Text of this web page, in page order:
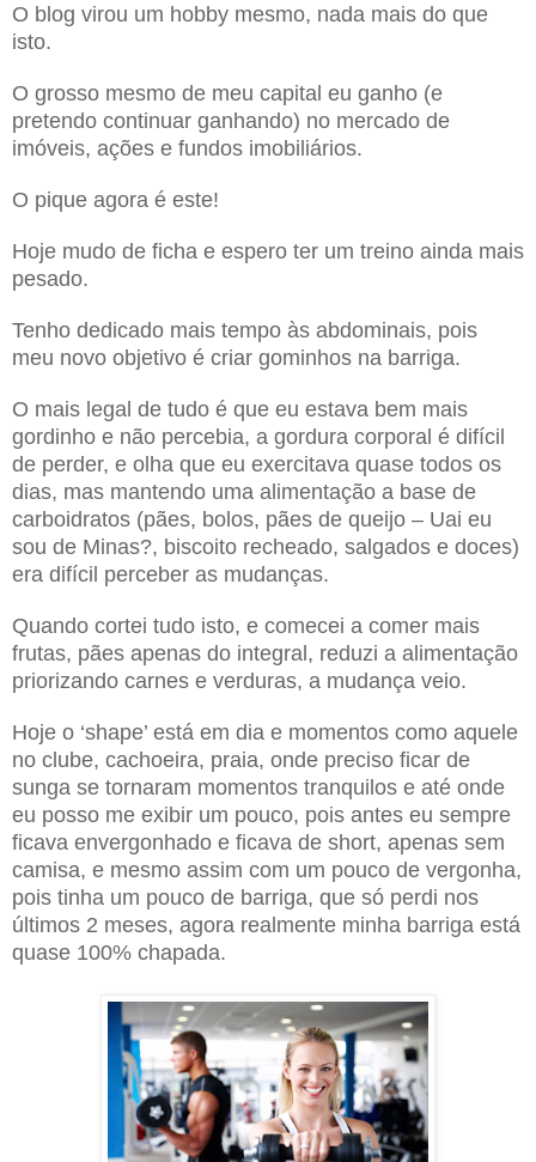
O blog virou um hobby mesmo, nada mais do que
isto.
O grosso mesmo de meu capital eu ganho (e
pretendo continuar ganhando) no mercado de
imóveis, ações e fundos imobiliários.
O pique agora é este!
Hoje mudo de ficha e espero ter um treino ainda mais
pesado.
Tenho dedicado mais tempo às abdominais, pois
meu novo objetivo é criar gominhos na barriga.
O mais legal de tudo é que eu estava bem mais
gordinho e não percebia, a gordura corporal é difícil
de perder, e olha que eu exercitava quase todos os
dias, mas mantendo uma alimentação a base de
carboidratos (pães, bolos, pães de queijo – Uai eu
sou de Minas?, biscoito recheado, salgados e doces)
era difícil perceber as mudanças.
Quando cortei tudo isto, e comecei a comer mais
frutas, pães apenas do integral, reduzi a alimentação
priorizando carnes e verduras, a mudança veio.
Hoje o ‘shape’ está em dia e momentos como aquele
no clube, cachoeira, praia, onde preciso ficar de
sunga se tornaram momentos tranquilos e até onde
eu posso me exibir um pouco, pois antes eu sempre
ficava envergonhado e ficava de short, apenas sem
camisa, e mesmo assim com um pouco de vergonha,
pois tinha um pouco de barriga, que só perdi nos
últimos 2 meses, agora realmente minha barriga está
quase 100% chapada.